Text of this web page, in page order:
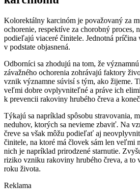
Kolorektálny karcinóm je považovaný za
ochorenie, respektíve za chorobný proces,
podieľajú viaceré činitele. Jednotná príčina
v podstate objasnená.
Odborníci sa zhodujú na tom, že
závažného ochorenia zohrávajú faktory
vznik významne súvisí s tým, ako žijeme.
veľmi dobre ovplyvniteľné a práve ich
k prevencii rakoviny hrubého čreva a
Týkajú sa napríklad spôsobu stravovania,
neduhov, ktorých sa nevieme zbaviť. Na
čreve sa však môžu podieľať aj
činitele, na ktoré má človek sám len veľmi
nich je napríklad prirodzené starnutie.
riziko vzniku rakoviny hrubého čreva, a to
roku života.
Reklama